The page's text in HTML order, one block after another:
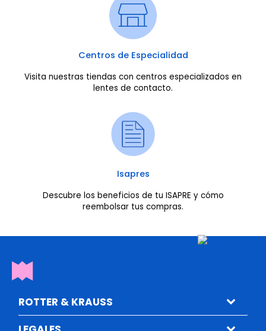
Centros de Especialidad
Visita nuestras tiendas con centros especializados en
lentes de contacto.
Isapres
Descubre los beneficios de tu ISAPRE y cómo
reembolsar tus compras.
ROTTER & KRAUSS